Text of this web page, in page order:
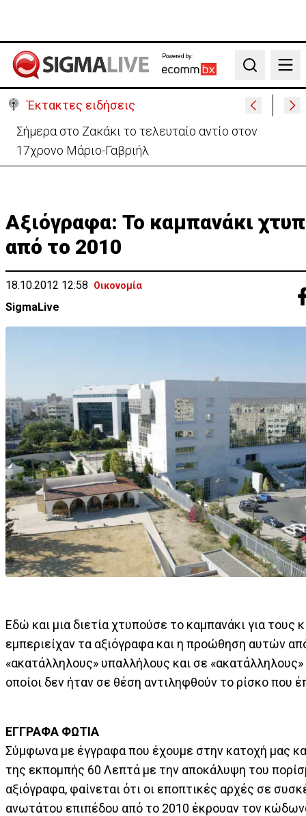
Powered by:
Search
Έκτακτες ειδήσεις
Σήμερα στο Ζακάκι το τελευταίο αντίο στον
17χρονο Μάριο-Γαβριήλ
Αξιόγραφα: Το καμπανάκι
από το 2010
18.10.2012 12:58 Οικονομία
SigmaLive
Εδώ και μια διετία χτυπούσε το καμπανάκι για τους
εμπεριείχαν τα αξιόγραφα και η προώθηση αυτών
«ακατάλληλους» υπαλλήλους και σε «ακατάλληλους»
οποίοι δεν ήταν σε θέση αντιληφθούν το ρίσκο που
ΕΓΓΡΑΦΑ ΦΩΤΙΑ
Σύμφωνα με έγγραφα που έχουμε στην κατοχή μας
της εκπομπής 60 Λεπτά με την αποκάλυψη του
αξιόγραφα, φαίνεται ότι οι εποπτικές αρχές σε
ανωτάτου επιπέδου από το 2010 έκρουαν τον